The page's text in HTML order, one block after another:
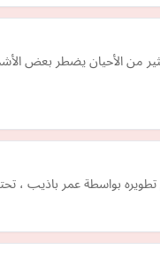
من الأحيان يضطر بعض
بواسطة عمر باذيب ،